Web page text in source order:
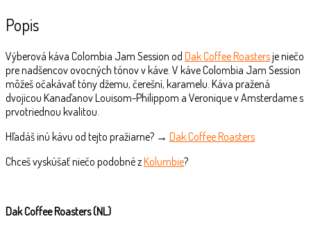
Popis
Výberová káva Colombia Jam Session od Dak Coffee Roastersje niečo
pre nadšencov ovocných tónov v káve. V káve Colombia Jam Session
môžeš očakávať tóny džemu, čerešní, karamelu. Káva pražená
dvojicou Kanaďanov Louisom-Philippom a Veronique v Amsterdame s
prvotriednou kvalitou.
Hľadáš inú kávu od tejto pražiarne? → Dak Coffee Roasters
Chceš vyskúšať niečo podobné zKolumbie?
Dak Coffee Roasters (NL)